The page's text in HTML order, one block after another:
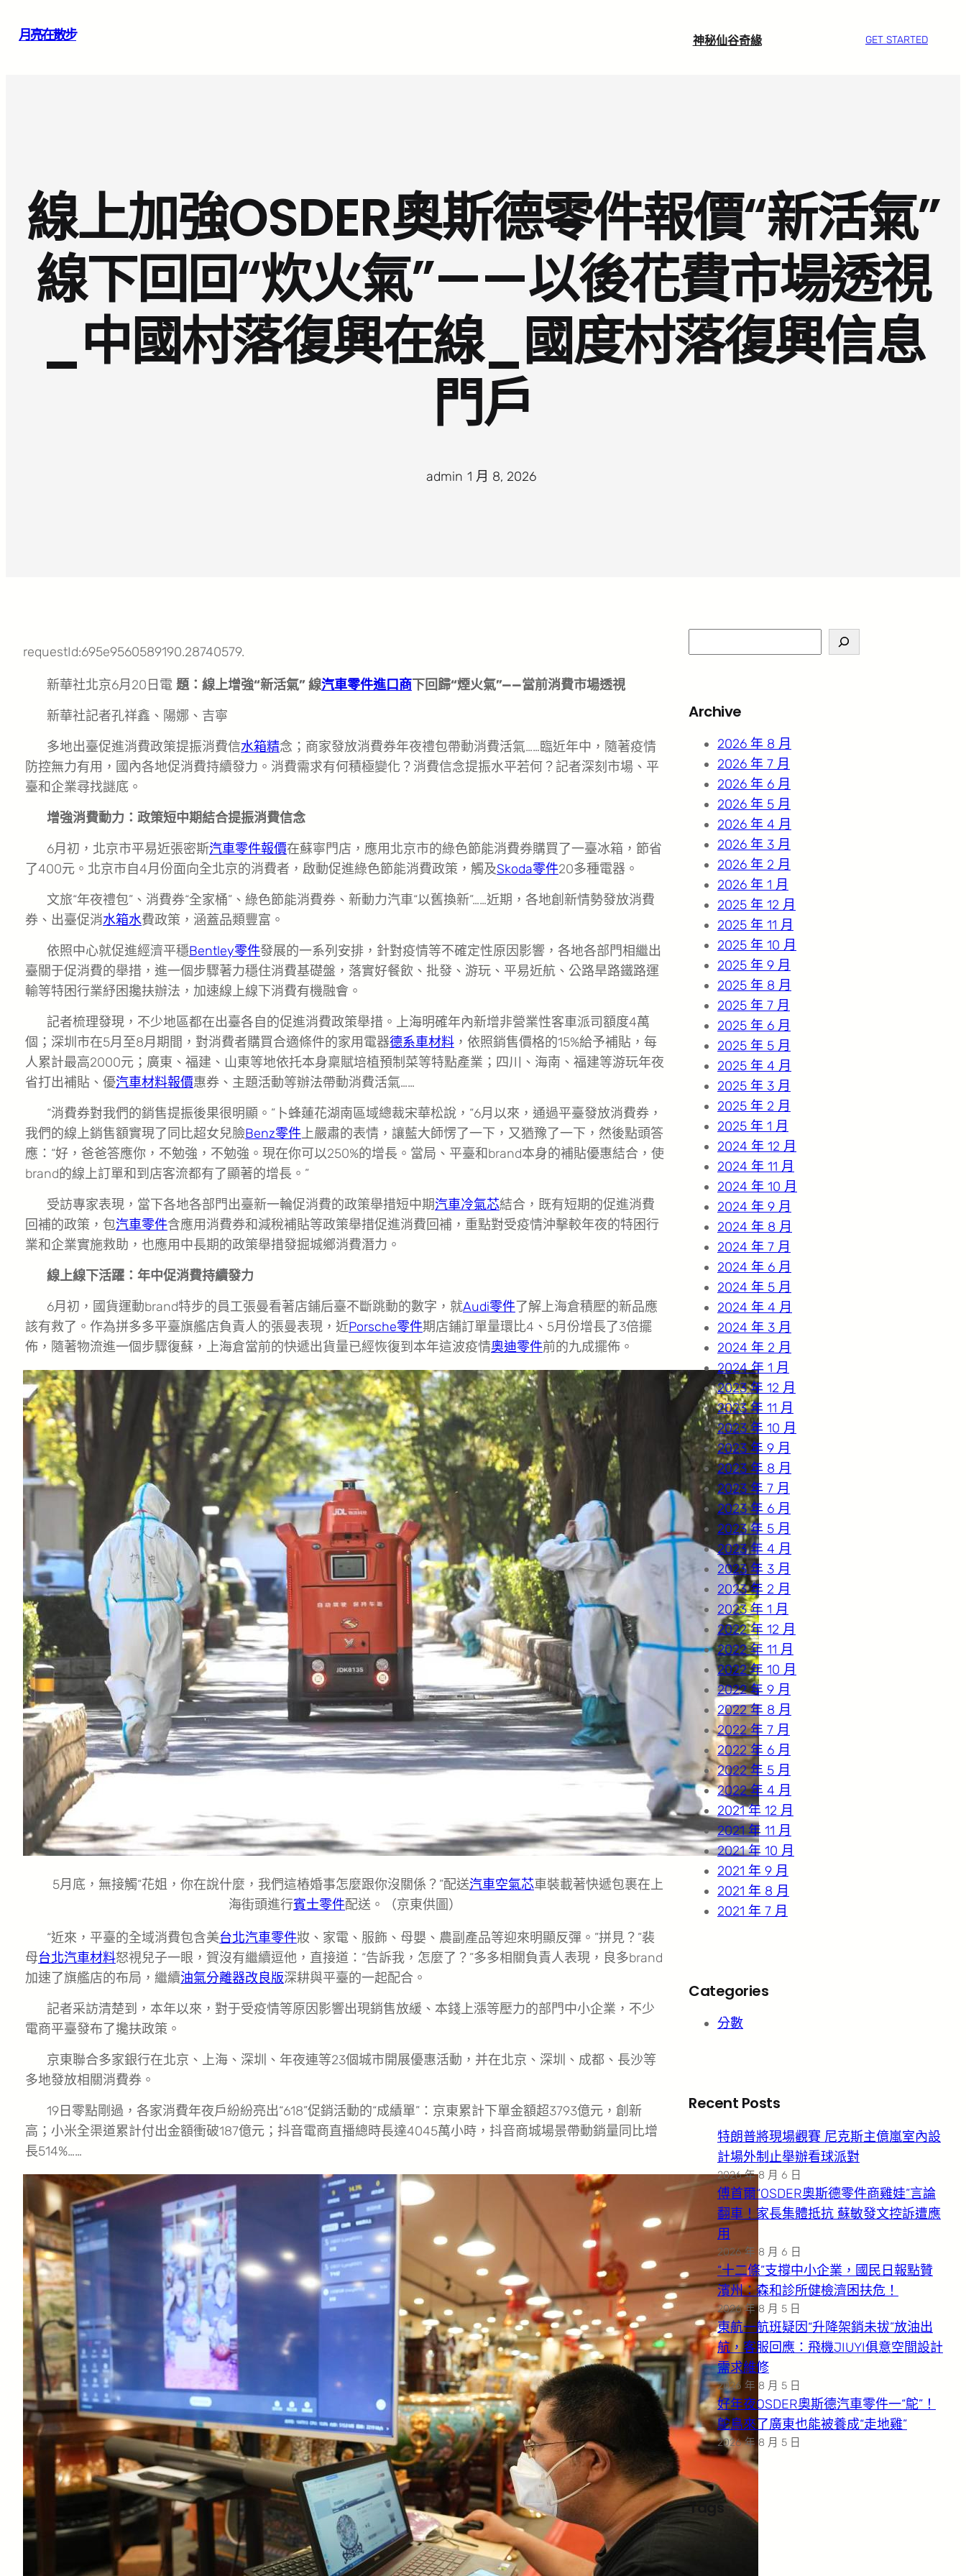
月亮在散步 神秘仙谷奇緣 GET STARTED
線上加強OSDER奧斯德零件報價“新活氣”
線下回回“炊火氣”——以後花費市場透視
_中國村落復興在線_國度村落復興信息
門戶
admin 1 月 8, 2026·
requestId:695e9560589190.28740579.
新華社北京6月20日電 題：線上增強“新活氣” 線汽車零件進口商下回歸“煙火氣”——當前消費市場透視
新華社記者孔祥鑫、陽娜、吉寧
多地出臺促進消費政策提振消費信水箱精念；商家發放消費券年夜禮包帶動消費活氣……臨近年中，隨著疫情
防控無力有用，國內各地促消費持續發力。消費需求有何積極變化？消費信念提振水平若何？記者深刻市場、平
臺和企業尋找謎底。
增強消費動力：政策短中期結合提振消費信念
6月初，北京市平易近張密斯汽車零件報價在蘇寧門店，應用北京市的綠色節能消費券購買了一臺冰箱，節省
了400元。北京市自4月份面向全北京的消費者，啟動促進綠色節能消費政策，觸及Skoda零件20多種電器。
文旅“年夜禮包”、消費券“全家桶”、綠色節能消費券、新動力汽車“以舊換新”……近期，各地創新情勢發放消費
券、出臺促消水箱水費政策，涵蓋品類豐富。
依照中心就促進經濟平穩Bentley零件發展的一系列安排，針對疫情等不確定性原因影響，各地各部門相繼出
臺關于促消費的舉措，進一個步驟著力穩住消費基礎盤，落實好餐飲、批發、游玩、平易近航、公路旱路鐵路運
輸等特困行業紓困攙扶辦法，加速線上線下消費有機融會。
記者梳理發現，不少地區都在出臺各自的促進消費政策舉措。上海明確年內新增非營業性客車派司額度4萬
個；深圳市在5月至8月期間，對消費者購買合適條件的家用電器德系車材料 ，依照銷售價格的15%給予補貼，每
人累計最高2000元；廣東、福建、山東等地依托本身稟賦培植預制菜等特點產業；四川、海南、福建等游玩年夜
省打出補貼、優汽車材料報價惠券、主題活動等辦法帶動消費活氣……
“消費券對我們的銷售提振後果很明顯。”卜蜂蓮花湖南區域總裁宋華松說，“6月以來，通過平臺發放消費券，
我們的線上銷售額實現了同比超女兒臉Benz零件上嚴肅的表情，讓藍大師愣了一下，又猶豫了一下，然後點頭答
應：“好，爸爸答應你，不勉強，不勉強。現在你可以250%的增長。當局、平臺和brand本身的補貼優惠結合，使
brand的線上訂單和到店客流都有了顯著的增長。”
受訪專家表現，當下各地各部門出臺新一輪促消費的政策舉措短中期汽車冷氣芯結合，既有短期的促進消費
回補的政策，包汽車零件含應用消費券和減稅補貼等政策舉措促進消費回補，重點對受疫情沖擊較年夜的特困行
業和企業實施救助，也應用中長期的政策舉措發掘城鄉消費潛力。
線上線下活躍：年中促消費持續發力
6月初，國貨運動brand特步的員工張曼看著店鋪后臺不斷跳動的數字，就Audi零件了解上海倉積壓的新品應
該有救了。作為拼多多平臺旗艦店負責人的張曼表現，近Porsche零件期店鋪訂單量環比4、5月份增長了3倍擺
佈，隨著物流進一個步驟復蘇，上海倉當前的快遞出貨量已經恢復到本年這波疫情奧迪零件前的九成擺佈。
5月底，無接觸“花姐，你在說什麼，我們這樁婚事怎麼跟你沒關係？”配送汽車空氣芯車裝載著快遞包裹在上
海街頭進行賓士零件配送。（京東供圖）
“近來，平臺的全域消費包含美台北汽車零件妝、家電、服飾、母嬰、農副產品等迎來明顯反彈。”拼見？”裴
母台北汽車材料怒視兒子一眼，賀沒有繼續逗他，直接道：“告訴我，怎麼了？”多多相關負責人表現，良多brand
加速了旗艦店的布局，繼續油氣分離器改良版深耕與平臺的一起配合。
記者采訪清楚到，本年以來，對于受疫情等原因影響出現銷售放緩、本錢上漲等壓力的部門中小企業，不少
電商平臺發布了攙扶政策。
京東聯合多家銀行在北京、上海、深圳、年夜連等23個城市開展優惠活動，并在北京、深圳、成都、長沙等
多地發放相關消費券。
19日零點剛過，各家消費年夜戶紛紛亮出“618”促銷活動的“成績單”：京東累計下單金額超3793億元，創新
高；小米全渠道累計付出金額衝破187億元；抖音電商直播總時長達4045萬小時，抖音商城場景帶動銷量同比增
長514%……
e
c
Archive
2026 年 8 月
2026 年 7 月
2026 年 6 月
2026 年 5 月
2026 年 4 月
2026 年 3 月
2026 年 2 月
2026 年 1 月
2025 年 12 月
2025 年 11 月
2025 年 10 月
2025 年 9 月
2025 年 8 月
2025 年 7 月
2025 年 6 月
2025 年 5 月
2025 年 4 月
2025 年 3 月
2025 年 2 月
2025 年 1 月
2024 年 12 月
2024 年 11 月
2024 年 10 月
2024 年 9 月
2024 年 8 月
2024 年 7 月
2024 年 6 月
2024 年 5 月
2024 年 4 月
2024 年 3 月
2024 年 2 月
2024 年 1 月
2023 年 12 月
2023 年 11 月
2023 年 10 月
2023 年 9 月
2023 年 8 月
2023 年 7 月
2023 年 6 月
2023 年 5 月
2023 年 4 月
2023 年 3 月
2023 年 2 月
2023 年 1 月
2022 年 12 月
2022 年 11 月
2022 年 10 月
2022 年 9 月
2022 年 8 月
2022 年 7 月
2022 年 6 月
2022 年 5 月
2022 年 4 月
2021 年 12 月
2021 年 11 月
2021 年 10 月
2021 年 9 月
2021 年 8 月
2021 年 7 月
Categories
分數
Recent Posts
特朗普將現場觀賽 尼克斯主億嵐室內設
計場外制止舉辦看球派對
2026 年 8 月 6 日
傅首爾“OSDER奧斯德零件商雞娃”言論
翻車！家長集體抵抗 蘇敏發文控訴遭應
用
2026 年 8 月 6 日
“十二條”支撐中小企業，國民日報點贊
濱州：森和診所健檢濟困扶危！
2026 年 8 月 5 日
東航一航班疑因“升降架銷未拔”放油出
航，客服回應：飛機JIUYI俱意空間設計
需求維修
2026 年 8 月 5 日
好年夜OSDER奧斯德汽車零件一“鴕”！
鴕鳥來了廣東也能被養成“走地雞”
2026 年 8 月 5 日
Tags